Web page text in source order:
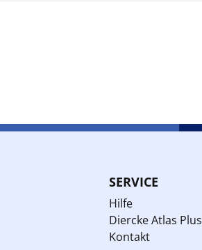
SERVICE
Hilfe
Diercke Atlas Plus
Kontakt